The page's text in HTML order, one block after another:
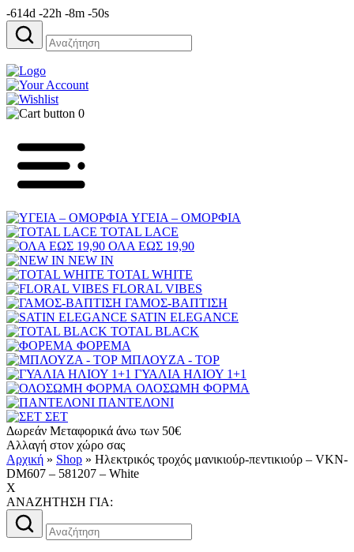
-614d -22h -8m -50s
Αναζήτηση
για:
0
ΥΓΕΙΑ – ΟΜΟΡΦΙΑ
TOTAL LACE
ΟΛΑ ΕΩΣ 19,90
NEW IN
TOTAL WHITE
FLORAL VIBES
ΓΑΜΟΣ-ΒΑΠΤΙΣΗ
SATIN ELEGANCE
TOTAL BLACK
ΦΟΡΕΜΑ
ΜΠΛΟΥΖΑ - TOP
ΓΥΑΛΙΑ ΗΛΙΟΥ 1+1
ΟΛΟΣΩΜΗ ΦΟΡΜΑ
ΠΑΝΤΕΛΟΝΙ
ΣΕΤ
Δωρεάν Μεταφορικά άνω των 50€
Αλλαγή στον χώρο σας
Αρχική » Shop » Ηλεκτρικός τροχός μανικιούρ-πεντικιούρ – VKN-
DM607 – 581207 – White
X
AΝΑΖΗΤΗΣΗ ΓΙΑ:
Αναζήτηση
για: